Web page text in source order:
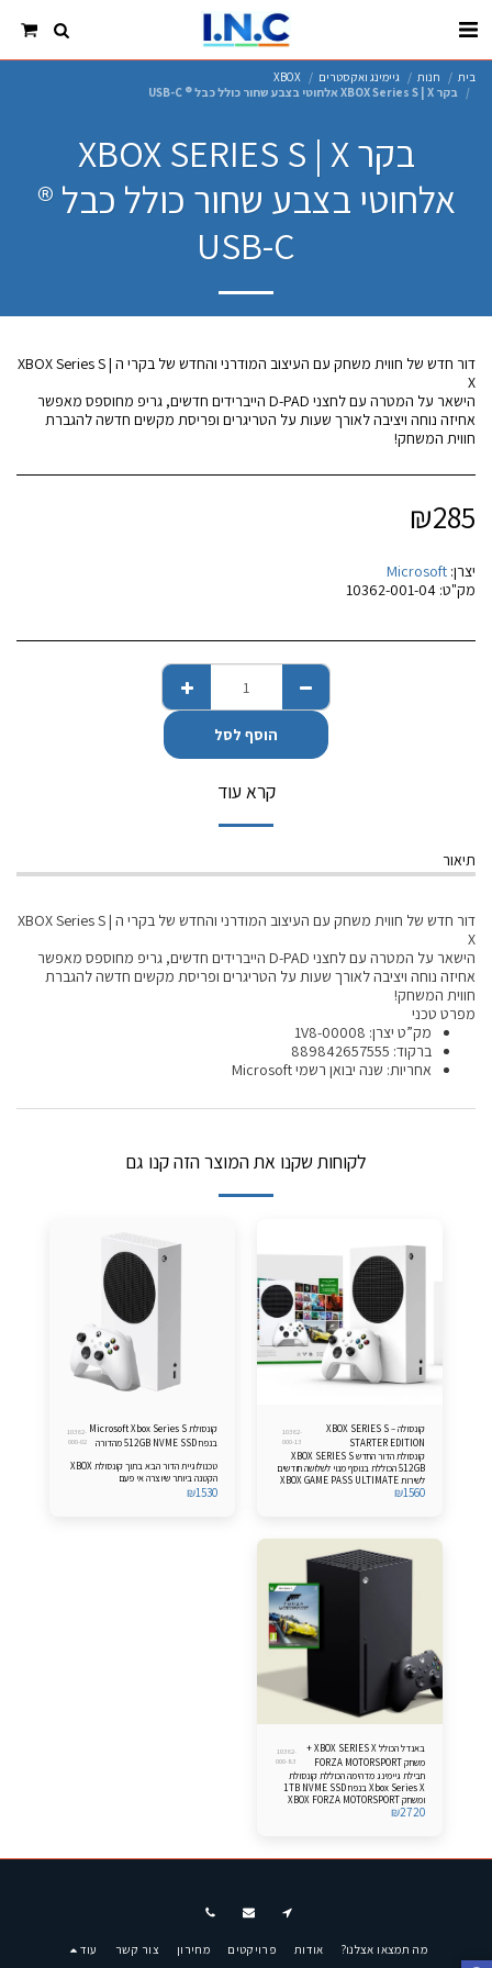
בית חנות גיימינג ואקסטרים
XBOX
בקר XBOX Series S | X אלחוטי בצבע שחור כולל כבל ® USB-C
בקר XBOX SERIES S | X
אלחוטי בצבע שחור כולל כבל ®
USB-C
דור חדש של חווית משחק עם העיצוב המודרני והחדש של בקרי ה XBOX Series S |
הישאר על המטרה עם לחצני D-PAD הייברידים חדשים, גריפ מחוספס מאפשר
אחיזה נוחה ויציבה לאורך שעות על הטריגרים ופריסת מקשים חדשה להגברת
חווית המשחק!
₪285
יצרן: Microsoft
מק"ט: 10362-001-04
הוסף לסל
קרא עוד
תיאור
דור חדש של חווית משחק עם העיצוב המודרני והחדש של בקרי ה XBOX Series S |
X
הישאר על המטרה עם לחצני D-PAD הייברידים חדשים, גריפ מחוספס מאפשר
אחיזה נוחה ויציבה לאורך שעות על הטריגרים ופריסת מקשים חדשה להגברת
חווית המשחק!
מפרט טכני
מק”ט יצרן: 1V8-00008
ברקוד: 889842657555
אחריות: שנה יבואן רשמי Microsoft
לקוחות שקנו את המוצר הזה קנו גם
קונסולה XBOX SERIES S –
STARTER EDITION
10362-
000-13
קונסולת הדור החדש XBOX SERIES S
512GB הכוללת בנוסף מנוי לשלושה חודשים
לשירות XBOX GAME PASS ULTIMATE
הבהרה: על מנת לקבל את המנוי שבקונסולה,
₪1560
קונסולת Microsoft Xbox Series S
בנפח 512GB NVME SSD מהדורה
10362-
000-02
טכנולוגיית הדור הבא בתוך קונסולת XBOX
הקטנה ביותר שיוצרה אי פעם
₪1530
באנדל הכולל XBOX SERIES X +
משחק FORZA MOTORSPORT
10362-
000-83
חבילת גיימינג מדהימה הכוללת קונסולת
Xbox Series X בנפח 1TB NVME SSD
ומשחק XBOX FORZA MOTORSPORT
₪2720
מה תמצאו אצלנו? אודות פרויקטים מחירון צור קשר עוד